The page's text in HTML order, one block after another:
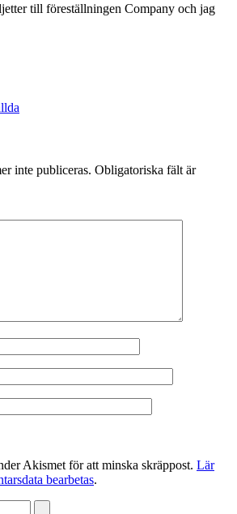
till föreställningen Company och jag
inte publiceras. Obligatoriska fält är
Akismet för att minska skräppost. Lär
bearbetas.